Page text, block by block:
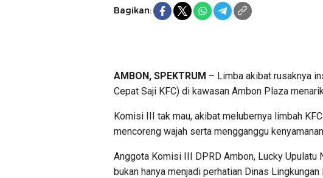
Bagikan:
AMBON, SPEKTRUM – Limba akibat rusaknya
Cepat Saji KFC) di kawasan Ambon Plaza
Komisi III tak mau, akibat melubernya limbah
mencoreng wajah serta mengganggu
Anggota Komisi III DPRD Ambon, Lucky Upulatu
bukan hanya menjadi perhatian Dinas